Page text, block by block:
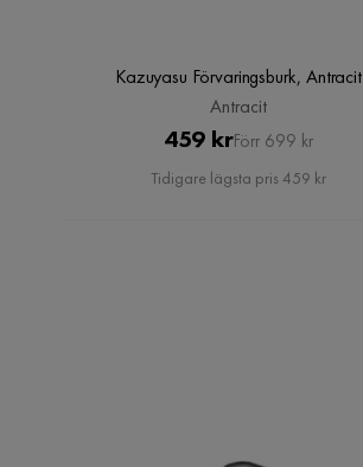
Kazuyasu Förvaringsburk, Antracit
Antracit
Pris
459 krOriginal
Pris
Förr 699 kr
Tidigare lägsta pris 459 kr